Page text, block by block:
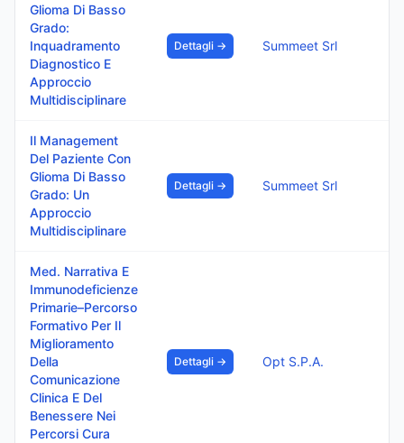
Glioma Di Basso
Grado:
Inquadramento
Diagnostico E
Approccio
Multidisciplinare
Dettagli → Summeet Srl
Il Management
Del Paziente Con
Glioma Di Basso
Grado: Un
Approccio
Multidisciplinare
Dettagli → Summeet Srl
Med. Narrativa E
Immunodeficienze
Primarie–Percorso
Formativo Per Il
Miglioramento
Della
Comunicazione
Clinica E Del
Benessere Nei
Percorsi Cura
Dettagli → Opt S.P.A.